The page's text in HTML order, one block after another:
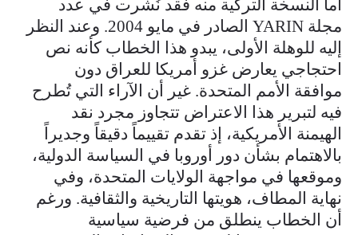
أما النسخة التركية منه فقد نُشرت في عدد
مجلة YARIN الصادر في مايو 2004. وعند النظر
إليه للوهلة الأولى، يبدو هذا الخطاب كأنه نص
احتجاجي يعارض غزو أمريكا للعراق دون
موافقة الأمم المتحدة. غير أن الآراء التي تُطرح
فيه لتبرير هذا الاعتراض تتجاوز مجرد نقد
الهيمنة الأمريكية، إذ تقدم تقييماً دقيقاً وجديراً
بالاهتمام بشأن دور أوروبا في السياسة الدولية،
وموقعها في مواجهة الولايات المتحدة، وفي
نهاية المطاف، هويتها التاريخية والثقافية. ورغم
أن الخطاب ينطلق من فرضية سياسية